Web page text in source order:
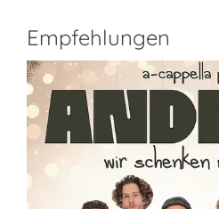
Empfehlungen